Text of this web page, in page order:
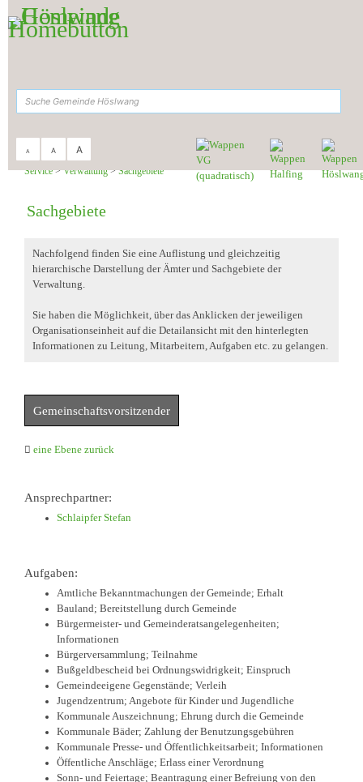
Zum Inhalt, zur Navigation
A A A
Rathaus &
Service>Verwaltung>Sachgebiete
Sachgebiete
Nachfolgend finden Sie eine Auflistung und gleichzeitig
hierarchische Darstellung der Ämter und Sachgebiete der
Verwaltung.
Sie haben die Möglichkeit, über das Anklicken der jeweiligen
Organisationseinheit auf die Detailansicht mit den hinterlegten
Informationen zu Leitung, Mitarbeitern, Aufgaben etc. zu gelangen.
Gemeinschaftsvorsitzender
eine Ebene zurück
Ansprechpartner:
Schlaipfer Stefan
Aufgaben:
Amtliche Bekanntmachungen der Gemeinde; Erhalt
Bauland; Bereitstellung durch Gemeinde
Bürgermeister- und Gemeinderatsangelegenheiten;
Informationen
Bürgerversammlung; Teilnahme
Bußgeldbescheid bei Ordnungswidrigkeit; Einspruch
Gemeindeeigene Gegenstände; Verleih
Jugendzentrum; Angebote für Kinder und Jugendliche
Kommunale Auszeichnung; Ehrung durch die Gemeinde
Kommunale Bäder; Zahlung der Benutzungsgebühren
Kommunale Presse- und Öffentlichkeitsarbeit; Informationen
Öffentliche Anschläge; Erlass einer Verordnung
Sonn- und Feiertage; Beantragung einer Befreiung von den